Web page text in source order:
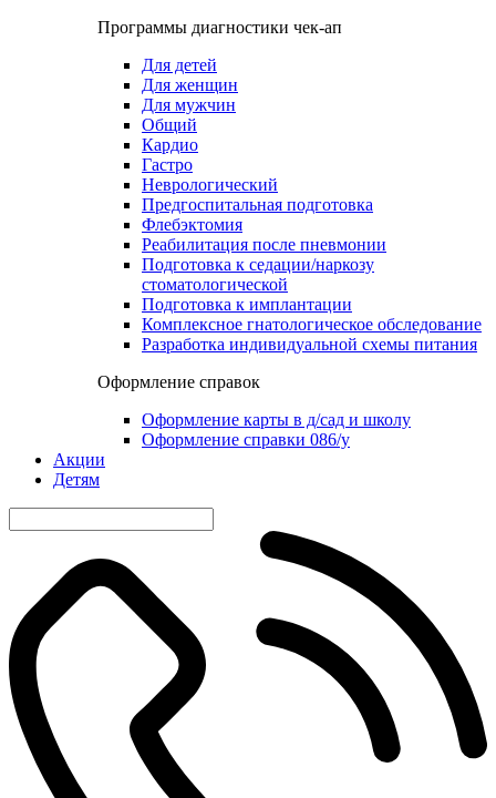
Программы диагностики чек-ап
Для детей
Для женщин
Для мужчин
Общий
Кардио
Гастро
Неврологический
Предгоспитальная подготовка
Флебэктомия
Реабилитация после пневмонии
Подготовка к седации/наркозу
стоматологической
Подготовка к имплантации
Комплексное гнатологическое обследование
Разработка индивидуальной схемы питания
Оформление справок
Оформление карты в д/сад и школу
Оформление справки 086/у
Акции
Детям